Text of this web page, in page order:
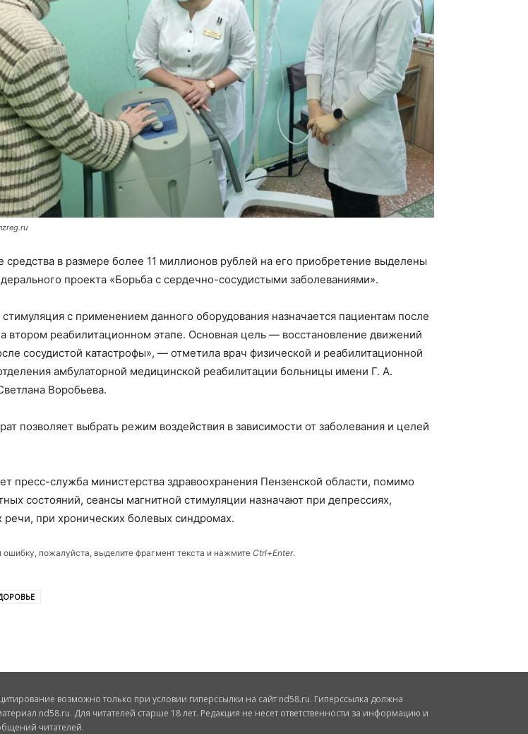
средства в размере более 11 миллионов рублей на его приобретение выделены
проекта «Борьба с сердечно-сосудистыми заболеваниями».
стимуляция с применением данного оборудования назначается пациентам после
втором реабилитационном этапе. Основная цель — восстановление движений
сосудистой катастрофы», — отметила врач физической и реабилитационной
амбулаторной медицинской реабилитации больницы имени Г. А.
Воробьева.
позволяет выбрать режим воздействия в зависимости от заболевания и целей
пресс-служба министерства здравоохранения Пензенской области, помимо
состояний, сеансы магнитной стимуляции назначают при депрессиях,
речи, при хронических болевых синдромах.
пожалуйста, выделите фрагмент текста и нажмите Ctrl+Enter.
возможно только при условии гиперссылки на сайт nd58.ru. Гиперссылка должна
nd58.ru. Для читателей старше 18 лет. Редакция не несет ответственности за информацию и
читателей.